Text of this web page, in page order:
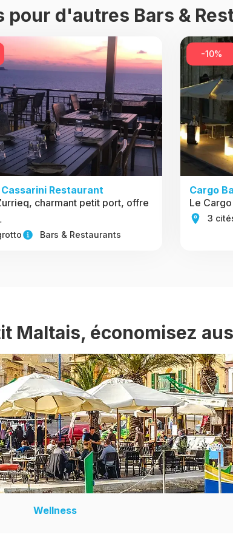
d'autres Bars &
Restaurant
charmant petit port, offre
Bars & Restaurants
-10%
Cargo
Le
3
Maltais, économisez
Wellness